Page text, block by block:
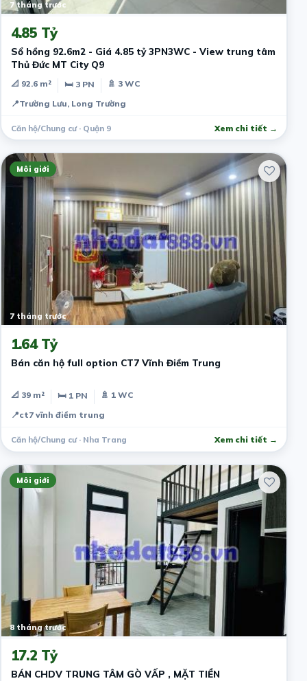
7 tháng trước
4.85 Tỷ
Sổ hồng 92.6m2 - Giá 4.85 tỷ 3PN3WC - View trung tâm
Thủ Đức MT City Q9
📐 92.6 m² 🛏 3 PN
🚿 3 WC
📍Trường Lưu, Long Trường
Căn hộ/Chung cư · Quận 9 Xem chi tiết →
Môi giới
7 tháng trước
1.64 Tỷ
Bán căn hộ full option CT7 Vĩnh Điềm Trung
📐 39 m² 🛏 1 PN
🚿 1 WC
📍ct7 vĩnh điềm trung
Căn hộ/Chung cư · Nha Trang Xem chi tiết →
Môi giới
8 tháng trước
17.2 Tỷ
BÁN CHDV TRUNG TÂM GÒ VẤP , MẶT TIỀN